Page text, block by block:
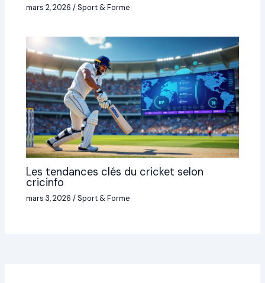
mars 2, 2026/Sport & Forme
Les tendances clés du cricket selon
cricinfo
mars 3, 2026/Sport & Forme